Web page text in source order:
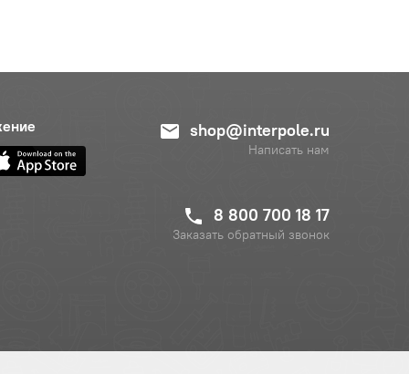
shop@interpole.ru
Написать нам
8 800 700 18 17
Заказать обратный звонок